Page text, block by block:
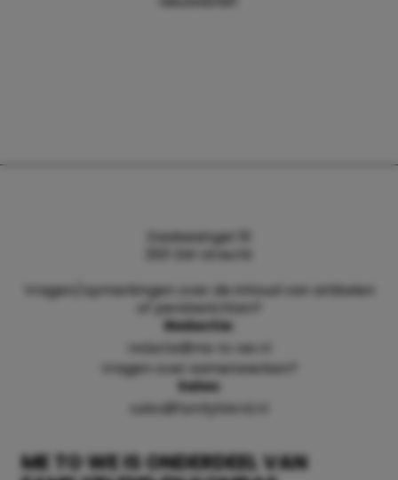
ME TO WE IS ONDERDEEL VAN
Daalsesingel 51
3511 SW Utrecht
Vragen/opmerkingen over de inhoud van artikelen
of persberichten?
Redactie:
redactie@me-to-we.nl
Vragen over samenwerken?
Sales:
sales@familyblend.nl